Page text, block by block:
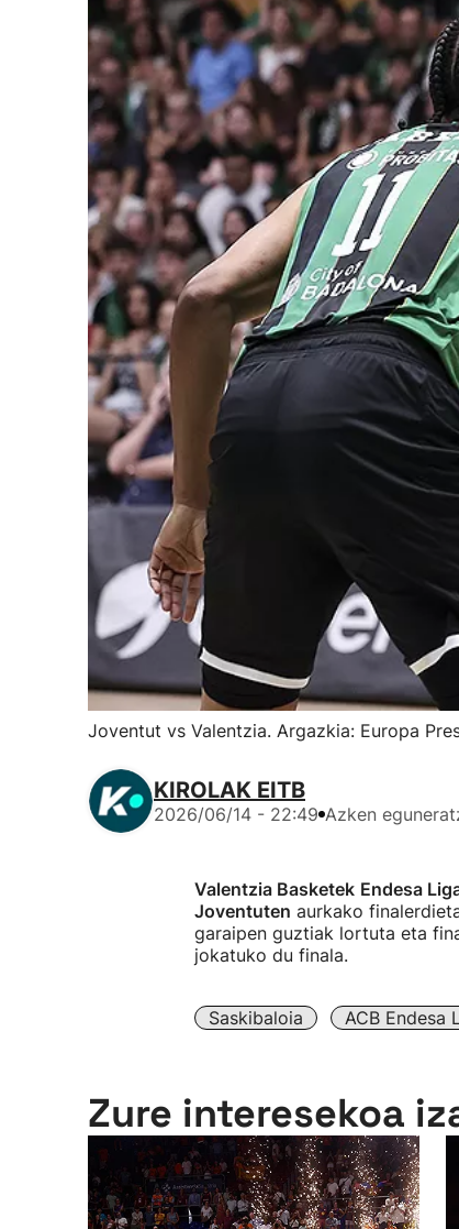
Joventut vs Valentzia. Argazkia: Europa
KIROLAK EITB
2026/06/14 - 22:49 Azken
Valentzia Basketek Endesa
Joventuten aurkako
garaipen guztiak lortuta eta
jokatuko du finala.
Saskibaloia ACB Endesa
Zure interesekoa